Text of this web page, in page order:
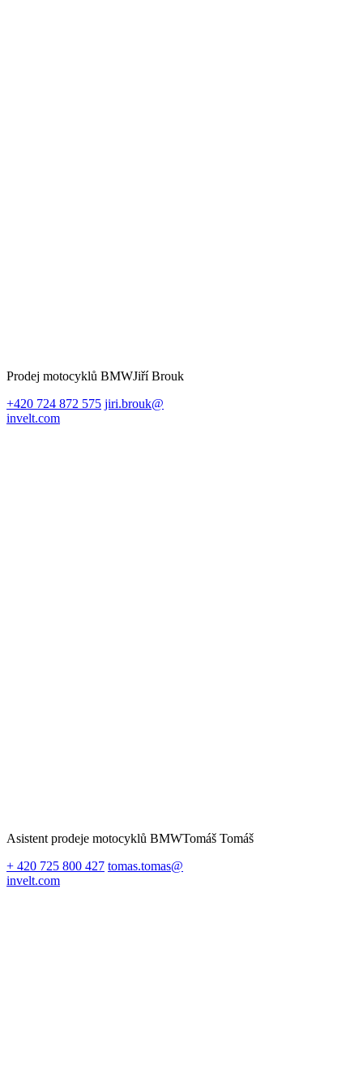
Prodej motocyklů BMWJiří Brouk
+420 724 872 575 jiri.brouk@
invelt.com
Asistent prodeje motocyklů BMWTomáš Tomáš
+ 420 725 800 427 tomas.tomas@
invelt.com